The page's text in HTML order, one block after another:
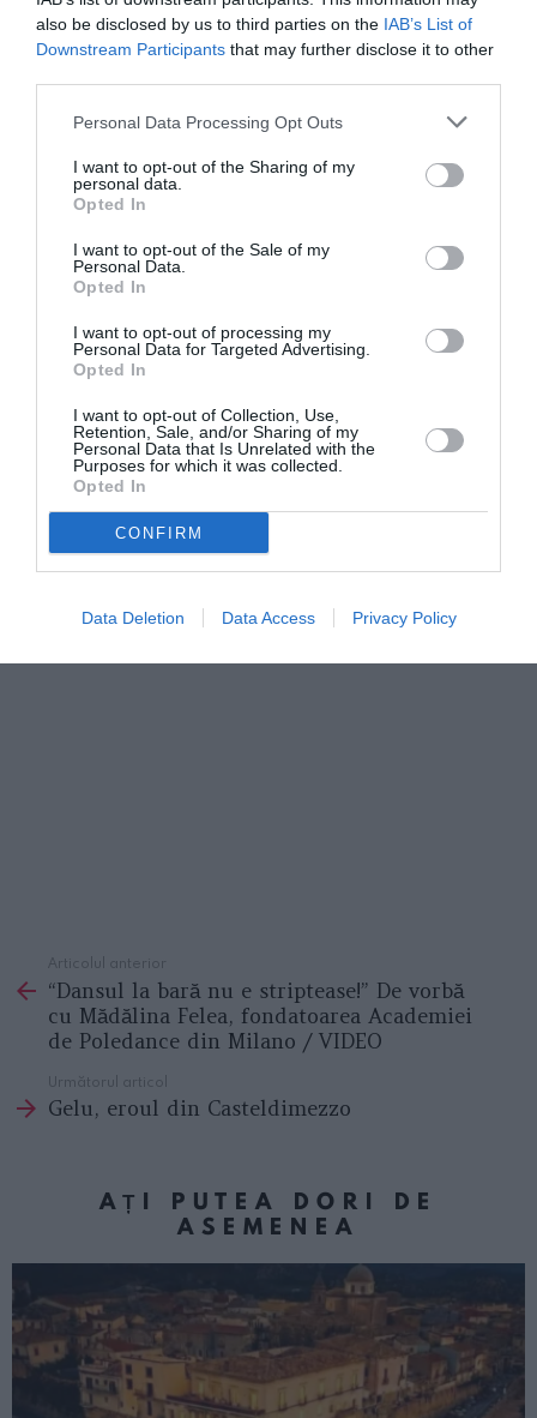
also be disclosed by us to third parties on the IAB’s List of
Downstream Participants that may further disclose it to other
Personal Data Processing Opt Outs
I want to opt-out of the Sharing of my
personal data.
Opted In
I want to opt-out of the Sale of my
Personal Data.
Opted In
I want to opt-out of processing my
Personal Data for Targeted Advertising.
Opted In
I want to opt-out of Collection, Use,
Retention, Sale, and/or Sharing of my
Personal Data that Is Unrelated with the
Purposes for which it was collected.
Opted In
CONFIRM
Data Deletion Data Access Privacy Policy
more
Articolul anterior
“Dansul la bară nu e striptease!” De vorbă
cu Mădălina Felea, fondatoarea Academiei
de Poledance din Milano / VIDEO
Următorul articol
Gelu, eroul din Casteldimezzo
AȚI PUTEA DORI DE
ASEMENEA